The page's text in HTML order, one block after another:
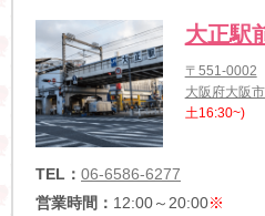
大正駅
〒551-0002
大阪府大阪
土16:30~)
TEL： 06-6586-6277
営業時間： 12:00～20:00※